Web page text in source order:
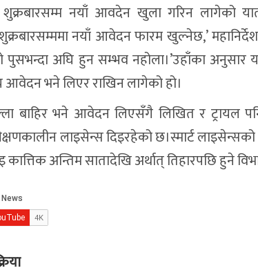
नयाँ आवदेन खुला गरिन लागेको
नयाँ आवेदन फारम खुल्नेछ,’
पुसभन्दा अघि हुन सम्भव नहोला।’उहाँका अनुसार
भने लिएर राखिन लागेको हो।
बाहिर भने आवेदन लिएसँगै लिखित र ट्रायल
लाइसेन्स दिइरहेको छ।स्मार्ट
अन्तिम सातादेखि अर्थात् तिहारपछि हुने